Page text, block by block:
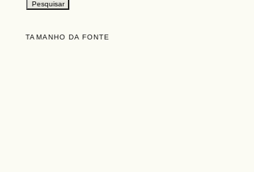
TAMANHO DA FONTE